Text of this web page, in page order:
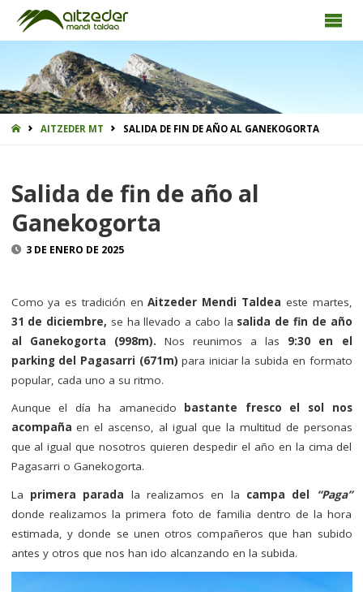
INICIOAITZEDER MT SALIDA DE FIN DE AÑO AL GANEKOGORTA
Salida de fin de año al
Ganekogorta
3 DE ENERO DE 2025
Como ya es tradición enAitzeder Mendi Taldea este martes,
31 de diciembre, se ha llevado a cabo la salida de fin de año
al Ganekogorta (998m). Nos reunimos a las 9:30 en el
parking del Pagasarri (671m) para iniciar la subida en formato
popular, cada uno a su ritmo.
Aunque el día ha amanecido bastante fresco el sol nos
acompañaen el ascenso, al igual que la multitud de personas
que al igual que nosotros quieren despedir el año en la cima del
Pagasarri o Ganekogorta.
La primera parada la realizamos en la campa del
“Paga”
donde realizamos la primera foto de familia dentro de la hora
estimada, y donde se unen otros compañeros que han subido
antes y otros que nos han ido alcanzando en la subida.